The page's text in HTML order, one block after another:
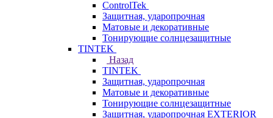
ControlTek
Защитная, ударопрочная
Матовые и декоративные
Тонирующие солнцезащитные
TINTEK
Назад
TINTEK
Защитная, ударопрочная
Матовые и декоративные
Тонирующие солнцезащитные
Защитная, ударопрочная EXTERIOR